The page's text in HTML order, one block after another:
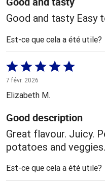
Good and tasty Easy
Est-ce que cela a été utile?
Coté
5 sur
5
7 févr. 2026
Elizabeth M.
Good description
Great flavour. Juicy.
potatoes and veggies.
Est-ce que cela a été utile?